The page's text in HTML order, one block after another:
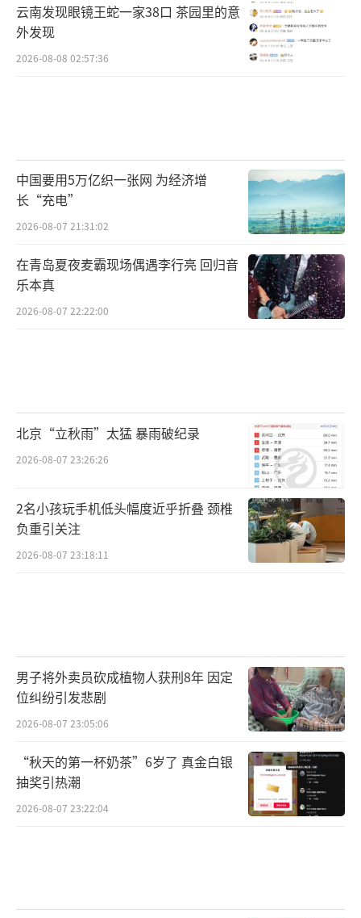
云南发现眼镜王蛇一家38口 茶园里的意
外发现
2026-08-08 02:57:36
中国要用5万亿织一张网 为经济增
长“充电”
2026-08-07 21:31:02
在青岛夏夜麦霸现场偶遇李行亮 回归音
乐本真
2026-08-07 22:22:00
北京“立秋雨”太猛 暴雨破纪录
2026-08-07 23:26:26
2名小孩玩手机低头幅度近乎折叠 颈椎
负重引关注
2026-08-07 23:18:11
男子将外卖员砍成植物人获刑8年 因定
位纠纷引发悲剧
2026-08-07 23:05:06
“秋天的第一杯奶茶”6岁了 真金白银
抽奖引热潮
2026-08-07 23:22:04